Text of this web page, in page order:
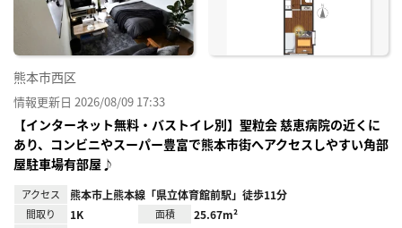
熊本市西区
情報更新日 2026/08/09 17:33
【インターネット無料・バストイレ別】聖粒会 慈恵病院の近くに
あり、コンビニやスーパー豊富で熊本市街へアクセスしやすい角部
屋駐車場有部屋♪
アクセス 熊本市上熊本線「県立体育館前駅」徒歩11分
間取り 1K 面積 25.67m²